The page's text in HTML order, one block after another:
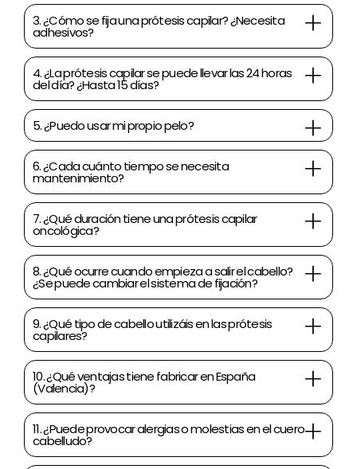
3. ¿Cómo se fija una prótesis capilar? ¿Necesita
adhesivos?
4. ¿La prótesis capilar se puede llevar las 24 horas
del día? ¿Hasta 15 días?
5. ¿Puedo usar mi propio pelo?
6. ¿Cada cuánto tiempo se necesita
mantenimiento?
7. ¿Qué duración tiene una prótesis capilar
oncológica?
8. ¿Qué ocurre cuando empieza a salir el cabello?
¿Se puede cambiar el sistema de fijación?
9. ¿Qué tipo de cabello utilizáis en las prótesis
capilares?
10. ¿Qué ventajas tiene fabricar en España
(Valencia)?
11. ¿Puede provocar alergias o molestias en el cuero
cabelludo?